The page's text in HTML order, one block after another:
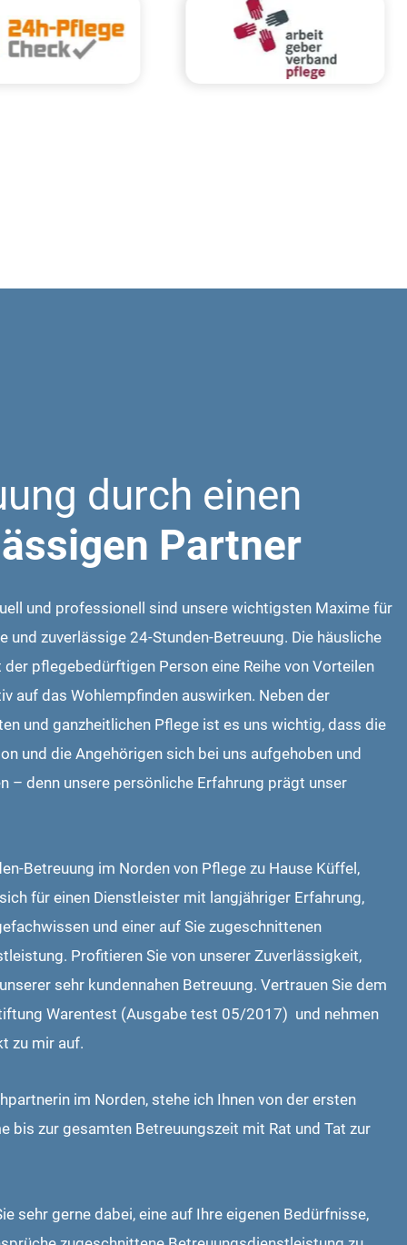
durch einen
Partner
und professionell sind unsere wichtigsten Maxime für
und zuverlässige 24-Stunden-Betreuung. Die häusliche
pflegebedürftigen Person eine Reihe von Vorteilen
auf das Wohlempfinden auswirken. Neben der
und ganzheitlichen Pflege ist es uns wichtig, dass die
und die Angehörigen sich bei uns aufgehoben und
– denn unsere persönliche Erfahrung prägt unser
Betreuung im Norden von Pflege zu Hause Küffel,
für einen Dienstleister mit langjähriger Erfahrung,
und einer auf Sie zugeschnittenen
Profitieren Sie von unserer Zuverlässigkeit,
sehr kundennahen Betreuung. Vertrauen Sie dem
Warentest (Ausgabe test 05/2017) und nehmen
zu mir auf.
im Norden, stehe ich Ihnen von der ersten
bis zur gesamten Betreuungszeit mit Rat und Tat zur
sehr gerne dabei, eine auf Ihre eigenen Bedürfnisse,